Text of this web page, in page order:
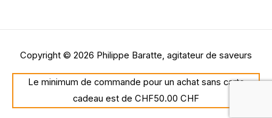
Copyright © 2026 Philippe Baratte, agitateur de saveurs
Le minimum de commande pour un achat sans carte
cadeau est de CHF50.00 CHF